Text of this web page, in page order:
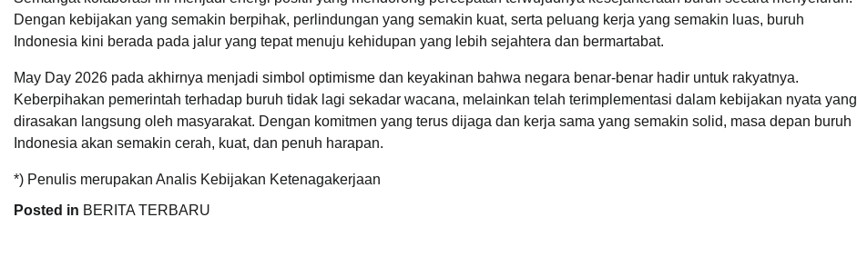
Dengan kebijakan yang semakin berpihak, perlindungan yang semakin kuat, serta peluang kerja yang semakin luas, buruh
Indonesia kini berada pada jalur yang tepat menuju kehidupan yang lebih sejahtera dan bermartabat.
May Day 2026 pada akhirnya menjadi simbol optimisme dan keyakinan bahwa negara benar-benar hadir untuk rakyatnya.
Keberpihakan pemerintah terhadap buruh tidak lagi sekadar wacana, melainkan telah terimplementasi dalam kebijakan nyata yang
dirasakan langsung oleh masyarakat. Dengan komitmen yang terus dijaga dan kerja sama yang semakin solid, masa depan buruh
Indonesia akan semakin cerah, kuat, dan penuh harapan.
*) Penulis merupakan Analis Kebijakan Ketenagakerjaan
Posted in BERITA TERBARU